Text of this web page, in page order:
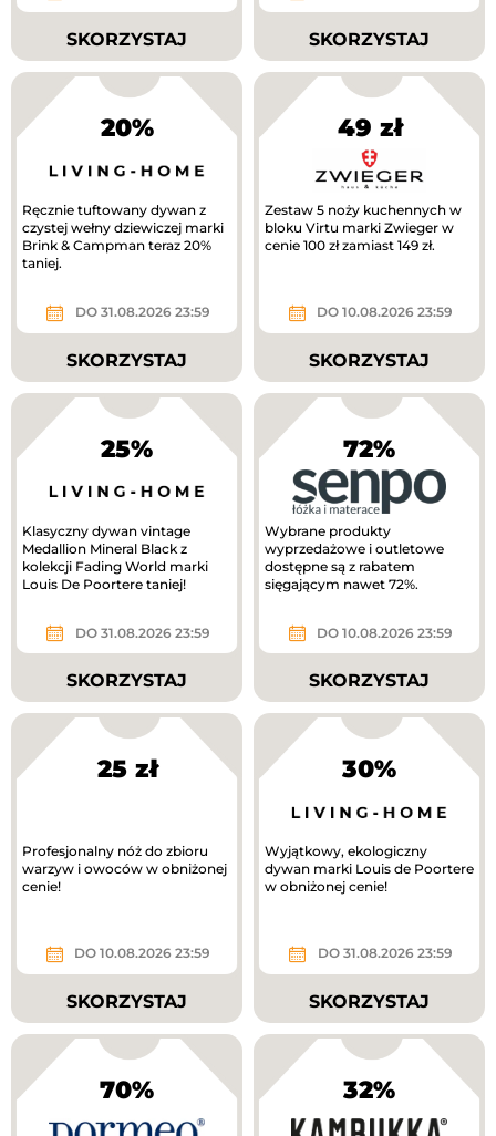
SKORZYSTAJ SKORZYSTAJ
20%
Ręcznie tuftowany dywan z
czystej wełny dziewiczej marki
Brink & Campman teraz 20%
taniej.
DO 31.08.2026 23:59
SKORZYSTAJ
49 zł
Zestaw 5 noży kuchennych w
bloku Virtu marki Zwieger w
cenie 100 zł zamiast 149 zł.
DO 10.08.2026 23:59
SKORZYSTAJ
25%
Klasyczny dywan vintage
Medallion Mineral Black z
kolekcji Fading World marki
Louis De Poortere taniej!
DO 31.08.2026 23:59
SKORZYSTAJ
72%
Wybrane produkty
wyprzedażowe i outletowe
dostępne są z rabatem
sięgającym nawet 72%.
DO 10.08.2026 23:59
SKORZYSTAJ
25 zł
Profesjonalny nóż do zbioru
warzyw i owoców w obniżonej
cenie!
DO 10.08.2026 23:59
SKORZYSTAJ
30%
Wyjątkowy, ekologiczny
dywan marki Louis de Poortere
w obniżonej cenie!
DO 31.08.2026 23:59
SKORZYSTAJ
70% 32%